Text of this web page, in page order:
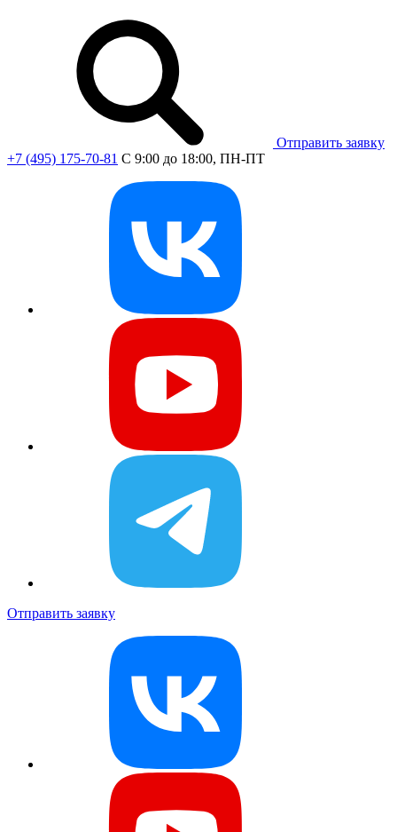
Отправить заявку
+7 (495) 175-70-81 C 9:00 до 18:00, ПН-ПТ
Отправить заявку